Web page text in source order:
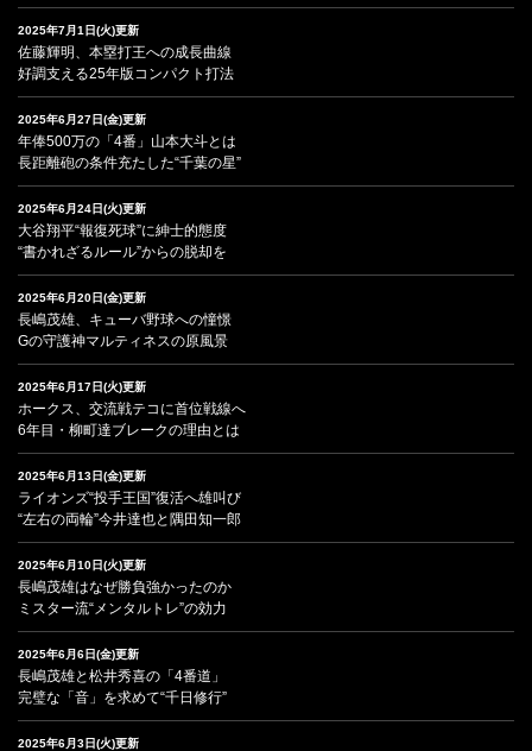
2025年7月1日(火)更新
佐藤輝明、本塁打王への成長曲線
好調支える25年版コンパクト打法
2025年6月27日(金)更新
年俸500万の「4番」山本大斗とは
長距離砲の条件充たした“千葉の星”
2025年6月24日(火)更新
大谷翔平“報復死球”に紳士的態度
“書かれざるルール”からの脱却を
2025年6月20日(金)更新
長嶋茂雄、キューバ野球への憧憬
Gの守護神マルティネスの原風景
2025年6月17日(火)更新
ホークス、交流戦テコに首位戦線へ
6年目・柳町達ブレークの理由とは
2025年6月13日(金)更新
ライオンズ“投手王国”復活へ雄叫び
“左右の両輪”今井達也と隅田知一郎
2025年6月10日(火)更新
長嶋茂雄はなぜ勝負強かったのか
ミスター流“メンタルトレ”の効力
2025年6月6日(金)更新
長嶋茂雄と松井秀喜の「4番道」
完璧な「音」を求めて“千日修行”
2025年6月3日(火)更新